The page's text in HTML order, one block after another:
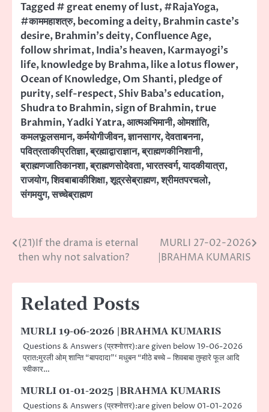
Tagged# great enemy of lust,#RajaYoga,
#काममहाशत्रु,becoming a deity,Brahmin caste's
desire,Brahmin's deity,Confluence Age,
follow shrimat,India's heaven,Karmayogi's
life,knowledge by Brahma,like a lotus flower,
Ocean of Knowledge,Om Shanti,pledge of
purity,self-respect,Shiv Baba's education,
Shudra to Brahmin,sign of Brahmin,true
Brahmin,Yadki Yatra,आत्मअभिमानी,ओमशांति,
कमलफूलसमान,कर्मयोगीजीवन,ज्ञानसागर,देवताबनना,
पवित्रताकीप्रतिज्ञा,ब्रह्माद्वाराज्ञान,ब्राह्मणकीनिशानी,
ब्राह्मणजातिकानशा,ब्राह्मणसोदेवता,भारतस्वर्ग,यादकीयात्रा,
राजयोग,शिवबाबाकीशिक्षा,शूद्रसेब्राह्मण,श्रीमतपरचलो,
संगमयुग,सच्चेब्राह्मण
Post
navigation
(21)If the drama is eternal
then why not salvation?
MURLI 27-02-2026
|BRAHMA KUMARIS
Related Posts
MURLI 19-06-2026 |BRAHMA KUMARIS
Questions & Answers (प्रश्नोत्तर):are given below 19-06-2026
प्रात:मुरली ओम् शान्ति “बापदादा”‘ मधुबन “मीठे बच्चे – शिवबाबा तुम्हारे फूल आदि
स्वीकार…
MURLI 01-01-2025 |BRAHMA KUMARIS
Questions & Answers (प्रश्नोत्तर):are given below 01-01-2026